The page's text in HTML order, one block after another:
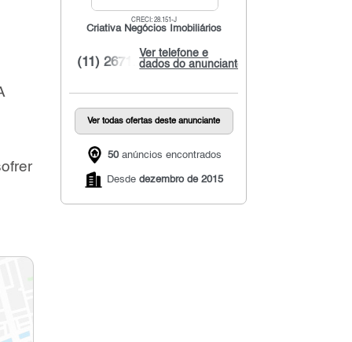
CRECI: 28.151-J
Criativa Negócios Imobiliários
Ver telefone e
dados do anunciante
(11) 2671...
Ver todas ofertas deste anunciante
50anúncios encontrados
Desde dezembro de 2015